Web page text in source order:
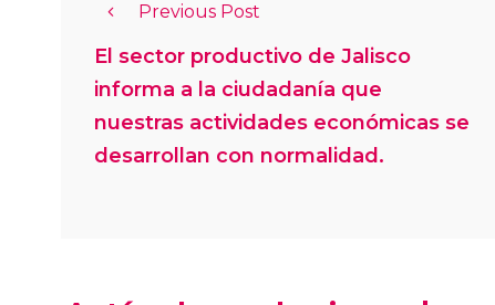
Previous Post
El sector productivo de Jalisco
informa a la ciudadanía que
nuestras actividades económicas se
desarrollan con normalidad.